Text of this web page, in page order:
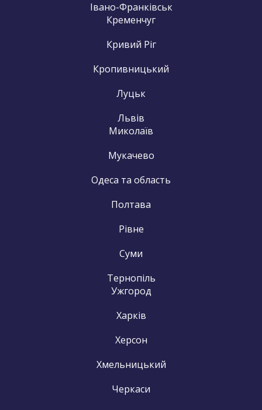
Івано-Франківськ
Кременчуг
Кривий Ріг
Кропивницький
Луцьк
Львів
Миколаїв
Мукачево
Одеса та область
Полтава
Рівне
Суми
Тернопіль
Ужгород
Харків
Херсон
Хмельницький
Черкаси